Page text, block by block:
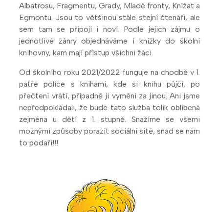
Albatrosu, Fragmentu, Grady, Mladé fronty, Knížat a
Egmontu. Jsou to většinou stále stejní čtenáři, ale
sem tam se připojí i noví. Podle jejich zájmu o
jednotlivé žánry objednáváme i knížky do školní
knihovny, kam mají přístup všichni žáci.
Od školního roku 2021/2022 funguje na chodbě v 1.
patře police s knihami, kde si knihu půjčí, po
přečtení vrátí, případně ji vymění za jinou. Ani jsme
nepředpokládali, že bude tato služba tolik oblíbená
zejména u dětí z 1. stupně. Snažíme se všemi
možnými způsoby porazit sociální sítě, snad se nám
to podaří!!!